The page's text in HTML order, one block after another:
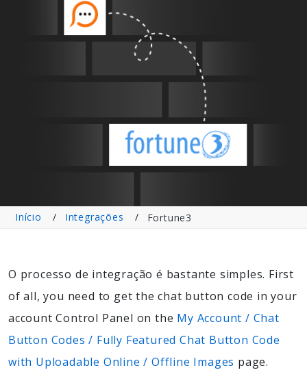
Início Integrações Fortune3
O processo de integração é bastante simples. First
of all, you need to get the chat button code in your
account Control Panel on the My Account / Chat
Button Codes / Fully Featured Chat Button Code
with Uploadable Online / Offline Images page.